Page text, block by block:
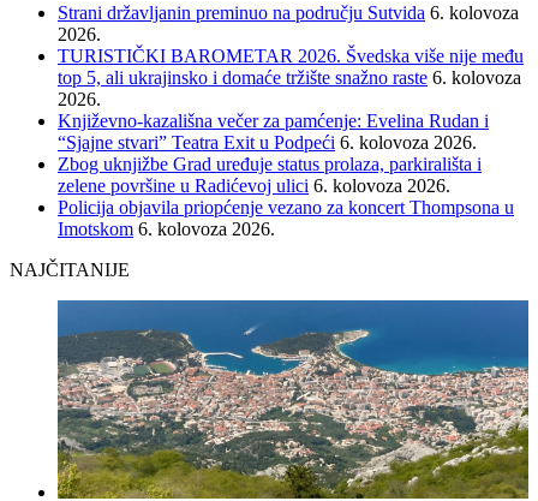
Strani državljanin preminuo na području Sutvida 6. kolovoza
2026.
TURISTIČKI BAROMETAR 2026. Švedska više nije među
top 5, ali ukrajinsko i domaće tržište snažno raste 6. kolovoza
2026.
Književno-kazališna večer za pamćenje: Evelina Rudan i
“Sjajne stvari” Teatra Exit u Podpeći 6. kolovoza 2026.
Zbog uknjižbe Grad uređuje status prolaza, parkirališta i
zelene površine u Radićevoj ulici 6. kolovoza 2026.
Policija objavila priopćenje vezano za koncert Thompsona u
Imotskom 6. kolovoza 2026.
NAJČITANIJE